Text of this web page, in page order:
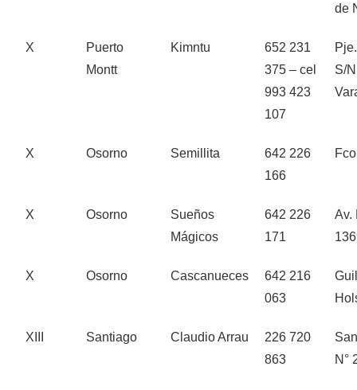
de
X
Puerto
Montt
Kimntu
652 231
375 – cel
993 423
107
S/
X Osorno Semillita
642 226
166
X Osorno
Sueños
Mágicos
642 226
171
Av.
X Osorno Cascanueces
642 216
063
XIII Santiago Claudio Arrau
226 720
863
N°